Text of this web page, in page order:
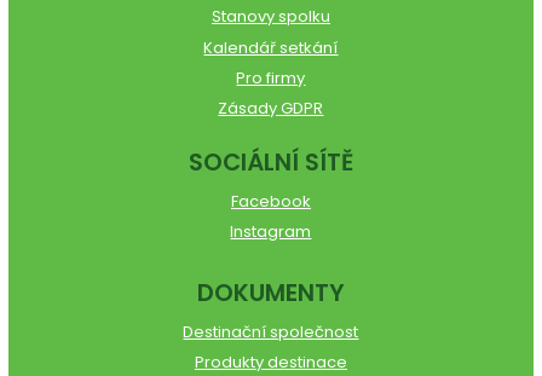
Stanovy spolku
Kalendář setkání
Pro firmy
Zásady GDPR
SOCIÁLNÍ SÍTĚ
Facebook
Instagram
DOKUMENTY
Destinační společnost
Produkty destinace